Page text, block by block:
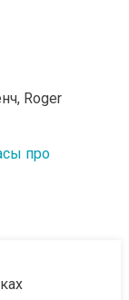
Roger
про